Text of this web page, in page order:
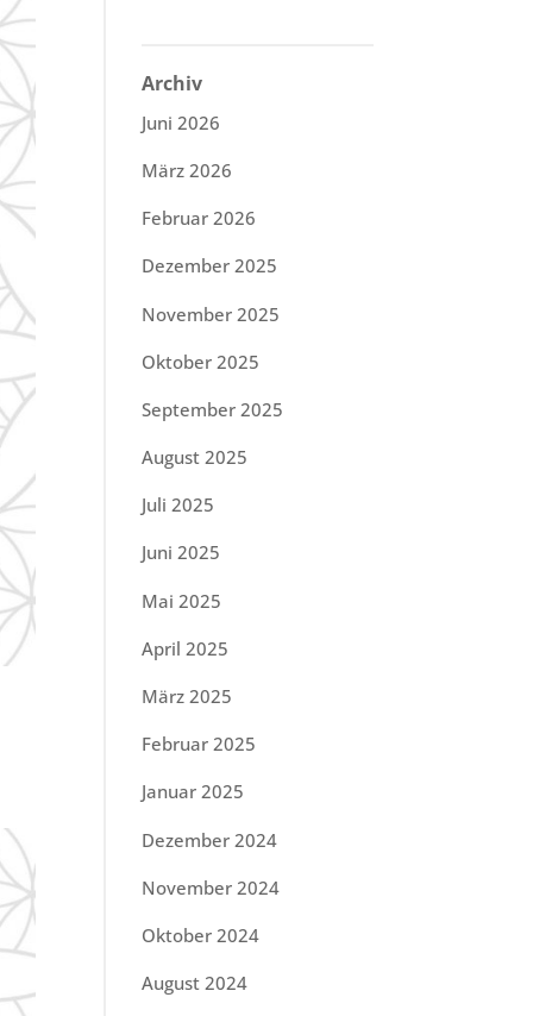
Archiv
Juni 2026
März 2026
Februar 2026
Dezember 2025
November 2025
Oktober 2025
September 2025
August 2025
Juli 2025
Juni 2025
Mai 2025
April 2025
März 2025
Februar 2025
Januar 2025
Dezember 2024
November 2024
Oktober 2024
August 2024